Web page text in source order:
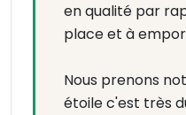
en qualité par
place et à
Nous prenons
étoile c'est très